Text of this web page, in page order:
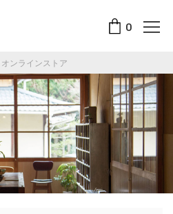
0
オンラインストア